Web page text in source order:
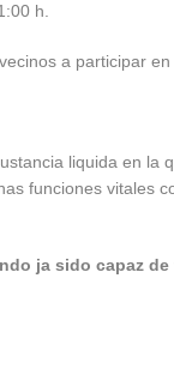
h.
a participar en
liquida en la
funciones vitales
ja sido capaz